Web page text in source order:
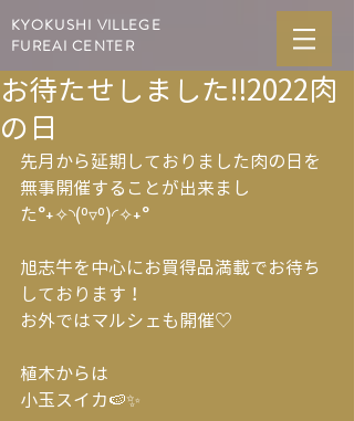
KYOKUSHI VILLEGE
FUREAI CENTER
お待たせしました‼2022肉
の日
先月から延期しておりました肉の日を
無事開催することが出来まし
た°˖✧◝(⁰▿⁰)◜✧˖°
旭志牛を中心にお買得品満載でお待ち
しております！
お外ではマルシェも開催♡
植木からは
小玉スイカ🍉✨